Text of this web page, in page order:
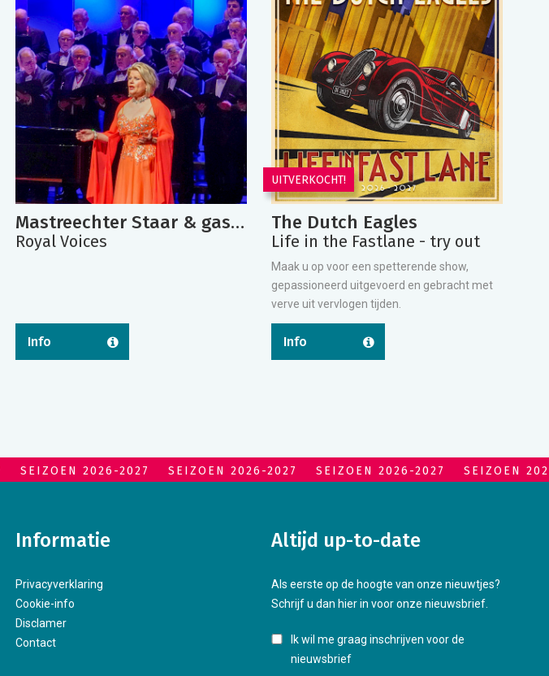
Mastreechter Staar & gastsoliste Karin Hertsenberg
Royal Voices
Info
UITVERKOCHT!
The Dutch Eagles
Life in the Fastlane - try out
Maak u op voor een spetterende show,
gepassioneerd uitgevoerd en gebracht met
verve uit vervlogen tijden.
Info
SEIZOEN 2026-2027 SEIZOEN 2026-2027 SEIZOEN 2026-2027 SEIZOEN
Informatie
Privacyverklaring
Cookie-info
Disclamer
Contact
Altijd up-to-date
Als eerste op de hoogte van onze nieuwtjes?
Schrijf u dan hier in voor onze nieuwsbrief.
Ik wil me graag inschrijven voor de
nieuwsbrief